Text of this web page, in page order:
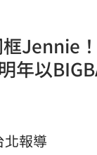
Jennie
年以
北報導